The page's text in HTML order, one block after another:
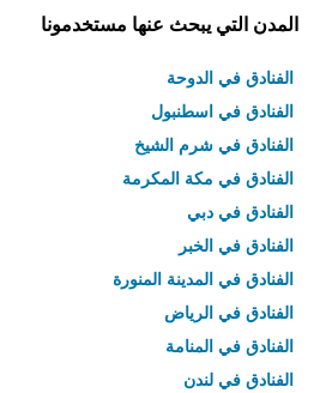
المدن التي يبحث عنها مستخدمونا
الفنادق في الدوحة
الفنادق في اسطنبول
الفنادق في شرم الشيخ
الفنادق في مكة المكرمة
الفنادق في دبي
الفنادق في الخبر
الفنادق في المدينة المنورة
الفنادق في الرياض
الفنادق في المنامة
الفنادق في لندن